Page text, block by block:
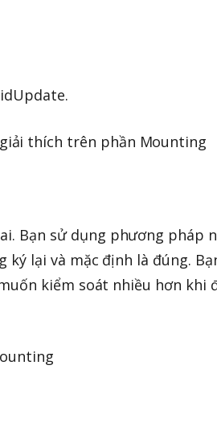
thích trên phần Mounting
Bạn sử dụng phương pháp
lại và mặc định là đúng.
kiểm soát nhiều hơn khi